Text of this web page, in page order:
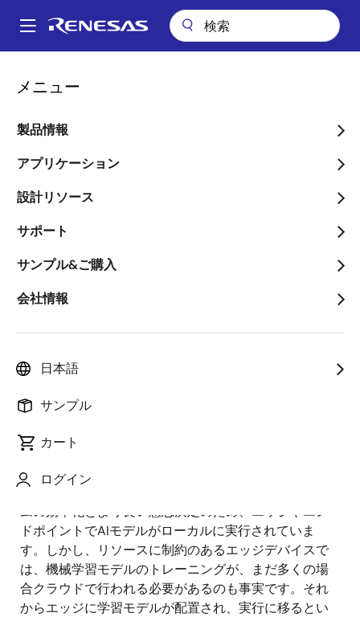
ン
Main
メニュー
製品情報
アプリケーション
設計リソース
サポート
サンプル&ご購入
会社情報
日本語
サンプル
カート
ログイン
パ
ン
く
ず
けて
像
Senior Manager
公開日:2022年9月5日
モノのインターネット（IoT）は、私たちが暮らす日常
生活だけでなく、社会の構造全体をも変革する運命に
あります。スマートホームから未来の工場において、
接続デバイスの数が急速に増え続けています。人工知
能（AI）とモノのインターネット（IoT）の結合によっ
て、人間と機械間の相互作用が改善され、データ管理
と分析が強化されてきました。そして現在ではシステ
ムの効率化とより良い意思決定のため、エッジやエン
ドポイントでAIモデルがローカルに実行されていま
す。しかし、リソースに制約のあるエッジデバイスで
は、機械学習モデルのトレーニングが、まだ多くの場
合クラウドで行われる必要があるのも事実です。それ
からエッジに学習モデルが配置され、実行に移るとい